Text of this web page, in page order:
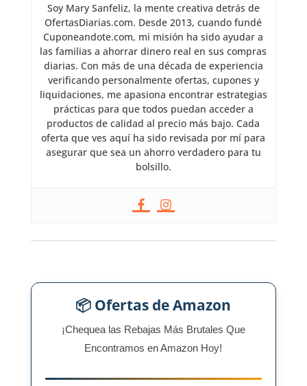
Soy Mary Sanfeliz, la mente creativa detrás de
OfertasDiarias.com. Desde 2013, cuando fundé
Cuponeandote.com, mi misión ha sido ayudar a
las familias a ahorrar dinero real en sus compras
diarias. Con más de una década de experiencia
verificando personalmente ofertas, cupones y
liquidaciones, me apasiona encontrar estrategias
prácticas para que todos puedan acceder a
productos de calidad al precio más bajo. Cada
oferta que ves aquí ha sido revisada por mí para
asegurar que sea un ahorro verdadero para tu
bolsillo.
📦 Ofertas de Amazon
¡Chequea las Rebajas Más Brutales Que
Encontramos en Amazon Hoy!